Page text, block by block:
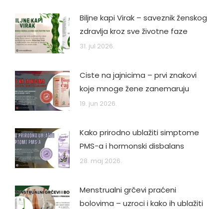
Biljne kapi Virak – saveznik ženskog
zdravlja kroz sve životne faze
31. jul 2026.
Ciste na jajnicima – prvi znakovi
koje mnoge žene zanemaruju
19. jun 2026.
Kako prirodno ublažiti simptome
PMS-a i hormonski disbalans
28. maj 2026.
Menstrualni grčevi praćeni
bolovima – uzroci i kako ih ublažiti